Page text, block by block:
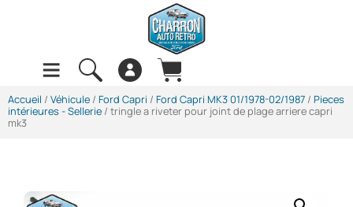
Accueil / Véhicule / Ford Capri / Ford Capri MK3 01/1978-02/1987 / Pieces
intérieures - Sellerie / tringle a riveter pour joint de plage arriere capri
mk3